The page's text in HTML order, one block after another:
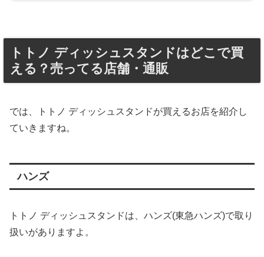
トトノ ディッシュスタンドはどこで買
える？売ってる店舗・通販
では、トトノ ディッシュスタンドが買えるお店を紹介し
ていきますね。
ハンズ
トトノ ディッシュスタンドは、ハンズ(東急ハンズ)で取り
扱いがありますよ。